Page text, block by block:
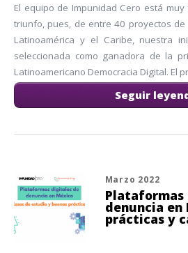
El equipo de Impunidad Cero está
triunfo, pues, de entre 40 proyectos de
Latinoamérica y el Caribe, nuestra
seleccionada como ganadora de la
Latinoamericano Democracia Digital. El
Seguir
Marzo 2022
denuncia en
prácticas y